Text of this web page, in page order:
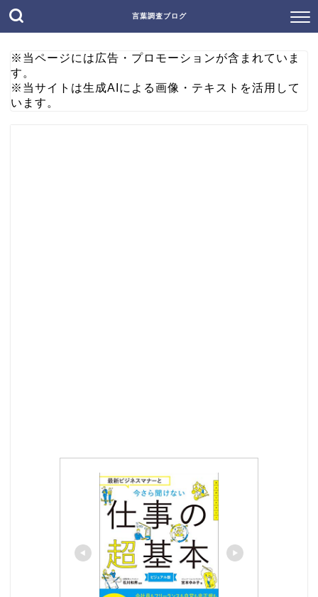
言葉調査ブログ
※当ページには広告・プロモーションが含まれていま
す。
※当サイトは生成AIによる画像・テキストを活用して
います。